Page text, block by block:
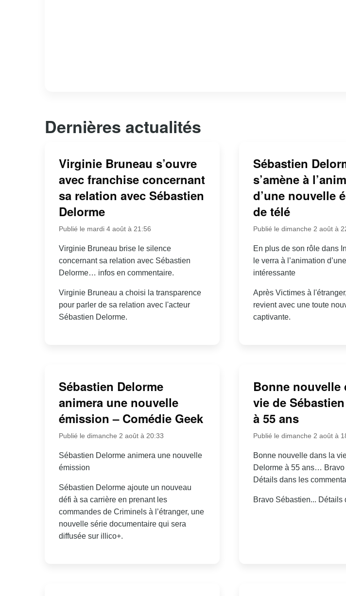
Dernières actualités
Virginie Bruneau s’ouvre
avec franchise concernant
sa relation avec Sébastien
Delorme
Publié le mardi 4 août à 21:56
Virginie Bruneau brise le silence
concernant sa relation avec Sébastien
Delorme… infos en commentaire.
Virginie Bruneau a choisi la transparence
pour parler de sa relation avec l'acteur
Sébastien Delorme.
Sébastien
s’amène à
d’une nouvelle
de télé
Publié le dimanche 2 août à
En plus de son rôle dans
le verra à l’animation
intéressante
Après Victimes à
revient avec une toute
captivante.
Sébastien Delorme
animera une nouvelle
émission – Comédie Geek
Publié le dimanche 2 août à 20:33
Sébastien Delorme animera une nouvelle
émission
Sébastien Delorme ajoute un nouveau
défi à sa carrière en prenant les
commandes de Criminels à l’étranger, une
nouvelle série documentaire qui sera
diffusée sur illico+.
Bonne nouvelle
vie de
à 55 ans
Publié le dimanche 2 août à
Bonne nouvelle dans la
Delorme à 55 ans…
Détails dans les
Bravo Sébastien... Détails